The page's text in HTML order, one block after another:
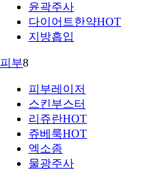
윤곽주사
다이어트한약HOT
지방흡입
피부8
피부레이저
스킨부스터
리쥬란HOT
쥬베룩HOT
엑소좀
물광주사